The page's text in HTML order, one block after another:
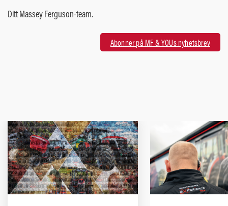
Ditt Massey Ferguson-team.
Abonner på MF & YOUs nyhetsbrev